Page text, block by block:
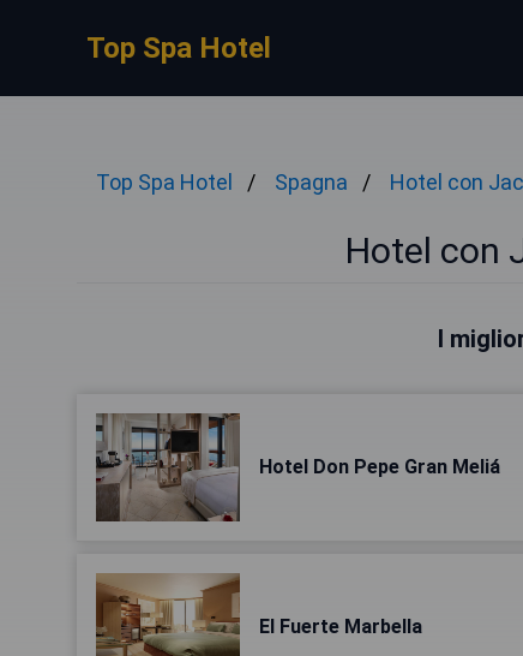
Top Spa Hotel
Top Spa Hotel Spagna Hotel con
Hotel con
I
Hotel Don Pepe Gran Meliá
El Fuerte Marbella